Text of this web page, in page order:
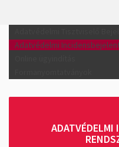
Adatvédelmi
ADATVÉDELMI